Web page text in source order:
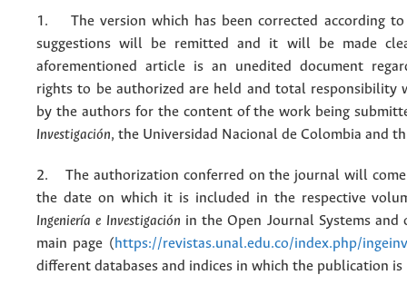
1. The version which has been corrected according
suggestions will be remitted and it will be made
aforementioned article is an unedited document
rights to be authorized are held and total responsibility
by the authors for the content of the work being
Investigación, the Universidad Nacional de Colombia and
2. The authorization conferred on the journal will
the date on which it is included in the respective
Ingeniería e Investigación in the Open Journal Systems and
main page (https://revistas.unal.edu.co/index.php/ingeinv
different databases and indices in which the publication is